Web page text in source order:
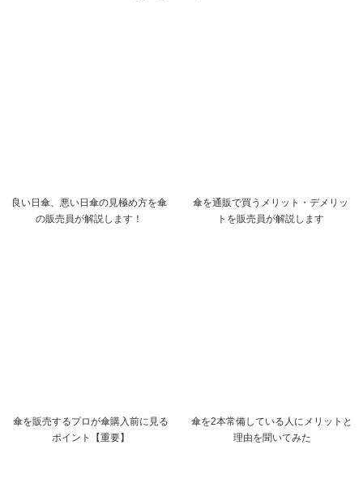
良い日傘、悪い日傘の見極め方を傘
の販売員が解説します！
傘を通販で買うメリット・デメリッ
トを販売員が解説します
傘を販売するプロが傘購入前に見る
ポイント【重要】
傘を2本常備している人にメリットと
理由を聞いてみた